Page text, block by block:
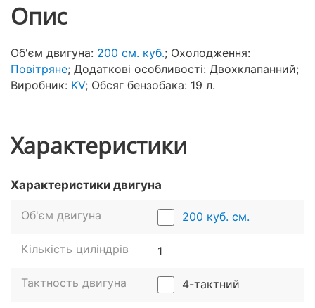
Опис
Об'єм двигуна: 200 см. куб.; Охолодження:
Повітряне; Додаткові особливості: Двохклапанний;
Виробник: KV; Обсяг бензобака: 19 л.
Характеристики
Характеристики двигуна
Об'єм двигуна 200 куб. см.
Кількість циліндрів 1
Тактность двигуна 4-тактний